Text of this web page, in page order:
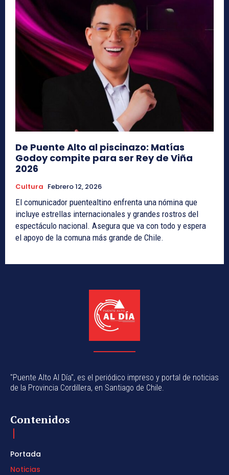
De Puente Alto al piscinazo: Matías
Godoy compite para ser Rey de Viña
2026
Cultura Febrero 12, 2026
El comunicador puentealtino enfrenta una nómina que
incluye estrellas internacionales y grandes rostros del
espectáculo nacional. Asegura que va con todo y espera
el apoyo de la comuna más grande de Chile.
"Puente Alto Al Día", es el periódico impreso y portal de noticias
de la Provincia Cordillera, en Santiago de Chile.
Contenidos
Portada
Noticias